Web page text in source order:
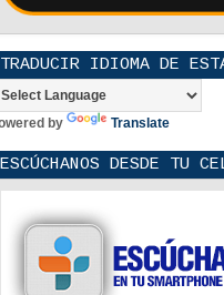
TRADUCIR IDIOMA DE
by Translate
ESCÚCHANOS DESDE TU